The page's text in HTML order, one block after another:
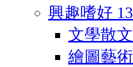
興趣嗜好 13
文學散文
繪圖藝術